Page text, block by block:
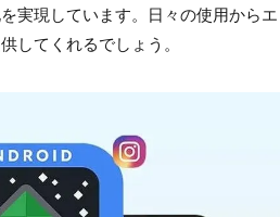
実現しています。日々の使用からエ
してくれるでしょう。